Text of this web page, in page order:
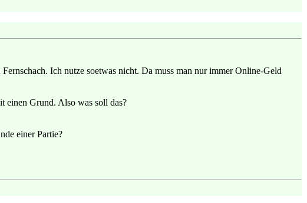
Ich nutze soetwas nicht. Da muss man nur immer Online-Geld
einen Grund. Also was soll das?
einer Partie?